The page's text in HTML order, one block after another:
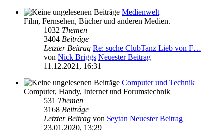
Medienwelt
Film, Fernsehen, Bücher und anderen Medien.
1032 Themen
3404 Beiträge
Letzter Beitrag Re: suche ClubTanz Lieb von F…
von Nick Briggs Neuester Beitrag
11.12.2021, 16:31
Computer und Technik
Computer, Handy, Internet und Forumstechnik
531 Themen
3168 Beiträge
Letzter Beitrag von Seytan Neuester Beitrag
23.01.2020, 13:29